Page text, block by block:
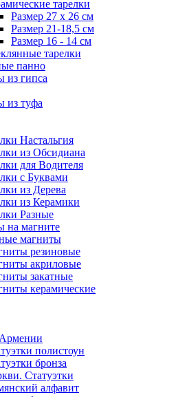
тарелки
Размер 27 х 26 см
Размер 21-18,5 см
Размер 16 - 14 см
тарелки
панно
из гипса
из туфа
Настальгия
из Обсидиана
для Водителя
с Буквами
из Дерева
из Керамики
Разные
на магните
магниты
резиновые
акриловые
закатные
керамические
полистоун
бронза
Статуэтки
алфавит